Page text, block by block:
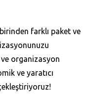
farklı paket ve
ve organizasyon
ve yaratıcı